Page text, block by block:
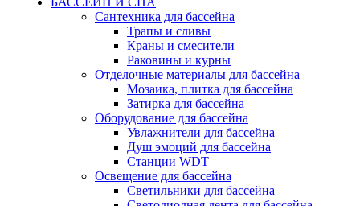
Сантехника для бассейна
Трапы и сливы
Краны и смесители
Раковины и курны
Отделочные материалы для бассейна
Мозаика, плитка для бассейна
Затирка для бассейна
Оборудование для бассейна
Увлажнители для бассейна
Душ эмоций для бассейна
Станции WDT
Освещение для бассейна
Светильники для бассейна